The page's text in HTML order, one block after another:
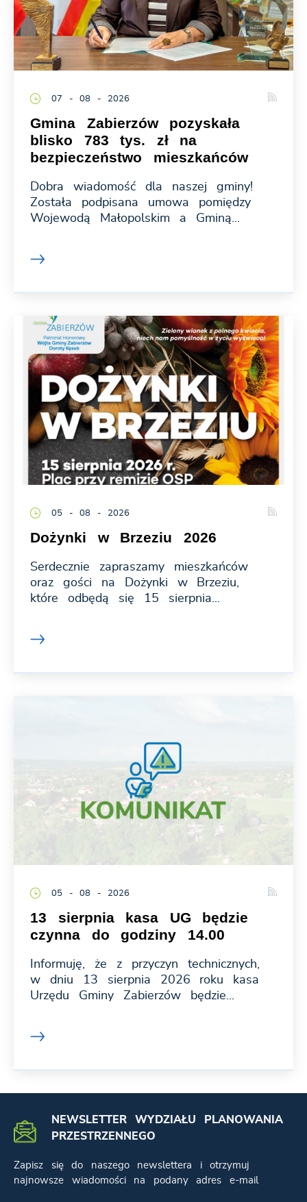
07 - 08 - 2026
Gmina Zabierzów pozyskała
blisko 783 tys. zł na
bezpieczeństwo mieszkańców
Dobra wiadomość dla naszej gminy!
Została podpisana umowa pomiędzy
Wojewodą Małopolskim a Gminą...
05 - 08 - 2026
Dożynki w Brzeziu 2026
Serdecznie zapraszamy mieszkańców
oraz gości na Dożynki w Brzeziu,
które odbędą się 15 sierpnia...
05 - 08 - 2026
13 sierpnia kasa UG będzie
czynna do godziny 14.00
Informuję, że z przyczyn technicznych,
w dniu 13 sierpnia 2026 roku kasa
Urzędu Gminy Zabierzów będzie...
NEWSLETTER WYDZIAŁU PLANOWANIA
PRZESTRZENNEGO
Zapisz się do naszego newslettera i otrzymuj
najnowsze wiadomości na podany adres e-mail